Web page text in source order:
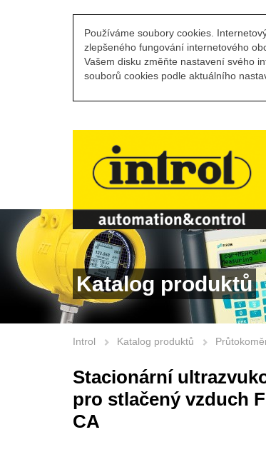
Používáme soubory cookies.
zlepšeného fungování internetového
Vašem disku změňte nastavení svého
souborů cookies podle aktuálního
Katalog produktů
Introl Katalog produktů
Stacionární
pro stlačený vzduch
CA